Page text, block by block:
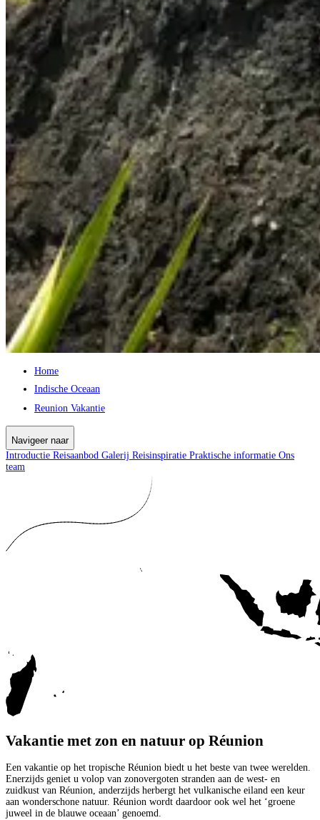
Home
Indische Oceaan
Reunion Vakantie
Navigeer naar
Introductie Reisaanbod Galerij Reisinspiratie Praktische informatie Ons
team
Vakantie met zon en natuur op Réunion
Een vakantie op het tropische Réunion biedt u het beste van twee werelden.
Enerzijds geniet u volop van zonovergoten stranden aan de west- en
zuidkust van Réunion, anderzijds herbergt het vulkanische eiland een keur
aan wonderschone natuur. Réunion wordt daardoor ook wel het ‘groene
juweel in de blauwe oceaan’ genoemd.